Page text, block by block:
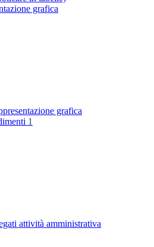
grafica
grafica
1
attività amministrativa